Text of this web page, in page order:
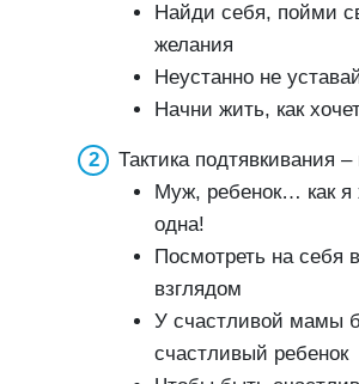
Найди себя, пойми
желания
Неустанно не
Начни жить, как
Тактика подтявкивания
Муж, ребенок… как я
одна!
Посмотреть на себя
взглядом
У счастливой мамы
счастливый ребенок